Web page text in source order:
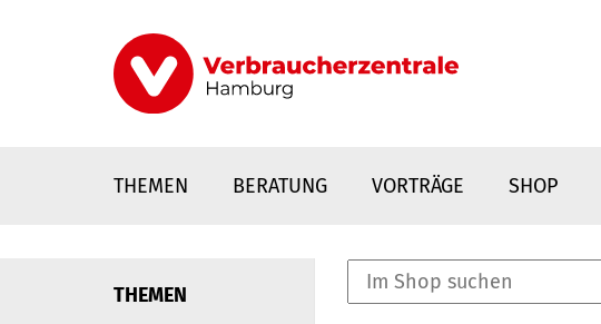
THEMEN BERATUNG VORTRÄGE SHOP
THEMEN